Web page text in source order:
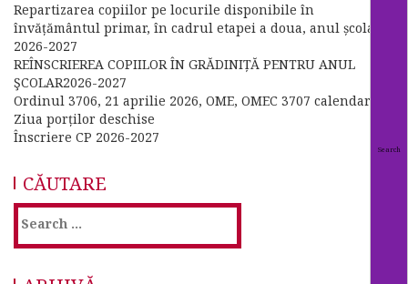
Repartizarea copiilor pe locurile disponibile în
învățământul primar, în cadrul etapei a doua, anul școlar
2026-2027
REÎNSCRIEREA COPIILOR ÎN GRĂDINIȚĂ PENTRU ANUL
ŞCOLAR2026-2027
Ordinul 3706, 21 aprilie 2026, OME, OMEC 3707 calendar
Ziua porților deschise
Înscriere CP 2026-2027
CĂUTARE
Search
for: